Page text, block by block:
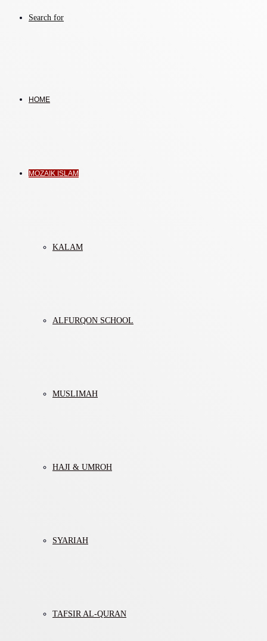
Search for
HOME
MOZAIK ISLAM
KALAM
ALFURQON SCHOOL
MUSLIMAH
HAJI & UMROH
SYARIAH
TAFSIR AL-QURAN